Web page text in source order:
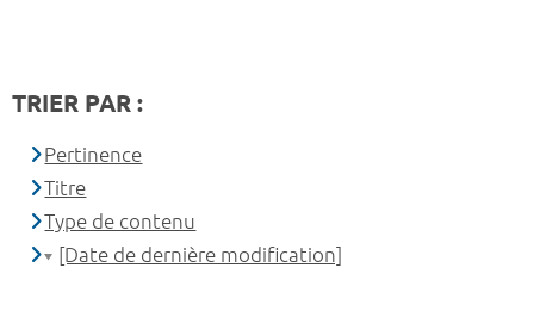
TRIER PAR :
Pertinence
Titre
Type de contenu
[Date de dernière modification]